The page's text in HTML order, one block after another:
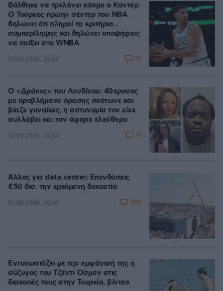
Βάλθηκε να τρελάνει κόσμο ο Καντέρ:
Ο Τούρκος πρώην σέντερ του NBA
δηλώνει ότι πληροί τα κριτήρια...
συμπερίληψης και δηλώνει υποψήφιος
να παίξει στο WNBA
07.08.2026, 23:30 10
Ο «Δράκος» του Λονδίνου: 40χρονος
με προβλήματα όρασης σκότωνε και
βίαζε γυναίκες, η αστυνομία τον είχε
συλλάβει και τον άφησε ελεύθερο
07.08.2026, 22:54 31
Άλλος για data center; Επενδύσεις
€50 δισ. την ερχόμενη δεκαετία
07.08.2026, 20:16 288
Εντυπωσιάζει με την εμφάνισή της η
σύζυγος του Τζέντι Όσμαν στις
διακοπές τους στην Τουρκία, βίντεο